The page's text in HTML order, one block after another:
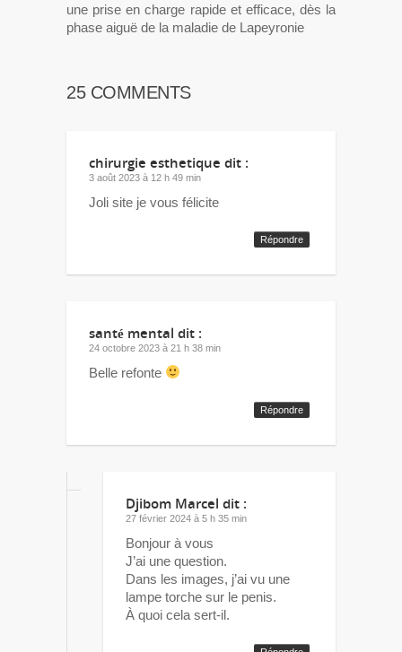
une prise en charge rapide et efficace, dès la
phase aiguë de la maladie de Lapeyronie
25 COMMENTS
chirurgie esthetique dit :
3 août 2023 à 12 h 49 min
Joli site je vous félicite
Répondre
santé mental dit :
24 octobre 2023 à 21 h 38 min
Belle refonte
Répondre
Djibom Marcel dit :
27 février 2024 à 5 h 35 min
Bonjour à vous
J’ai une question.
Dans les images, j’ai vu une
lampe torche sur le penis.
À quoi cela sert-il.